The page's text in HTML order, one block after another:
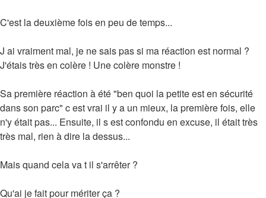
C'est la deuxième fois en peu de temps...
J ai vraiment mal, je ne sais pas si ma réaction est normal ?
J'étais très en colère ! Une colère monstre !
Sa première réaction à été "ben quoi la petite est en sécurité
dans son parc" c est vrai il y a un mieux, la première fois, elle
n'y était pas... Ensuite, il s est confondu en excuse, il était très
très mal, rien à dire la dessus...
Mais quand cela va t il s'arrêter ?
Qu'ai je fait pour mériter ça ?